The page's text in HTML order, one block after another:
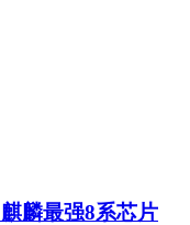
麟最强8系芯片